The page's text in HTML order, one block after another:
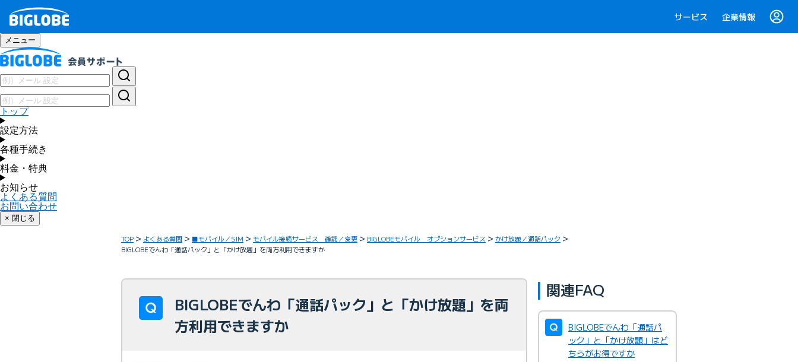
サービス 企業情報
メニュー
トップ
設定方法
各種手続き
料金・特典
お知らせ
よくある質問
お問い合わせ
× 閉じる
TOP よくある質問 ■モバイル／SIM モバイル接続サービス 確認／変更 BIGLOBEモバイル オプションサービス
かけ放題／通話パック
BIGLOBEでんわ「通話パック」と「かけ放題」を両方利用できますか
BIGLOBEでんわ「通話パック」と「かけ放題」を両
方利用できますか
関連FAQ
BIGLOBEでんわ「通話パ
ック」と「かけ放題」はど
ちらがお得ですか